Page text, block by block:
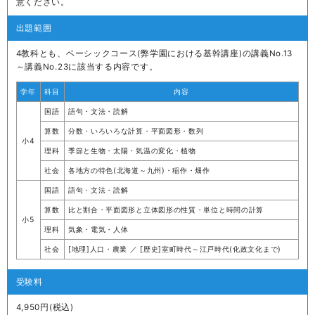
意ください。
出題範囲
4教科とも、ベーシックコース(弊学園における基幹講座)の講義No.13
～講義No.23に該当する内容です。
学年 科目 内容
小4
国語 語句・文法・読解
算数 分数・いろいろな計算・平面図形・数列
理科 季節と生物・太陽・気温の変化・植物
社会 各地方の特色(北海道～九州)・稲作・畑作
小5
国語 語句・文法・読解
算数 比と割合・平面図形と立体図形の性質・単位と時間の計算
理科 気象・電気・人体
社会 [地理]人口・農業 ／ [歴史]室町時代～江戸時代(化政文化まで)
受験料
4,950円(税込)